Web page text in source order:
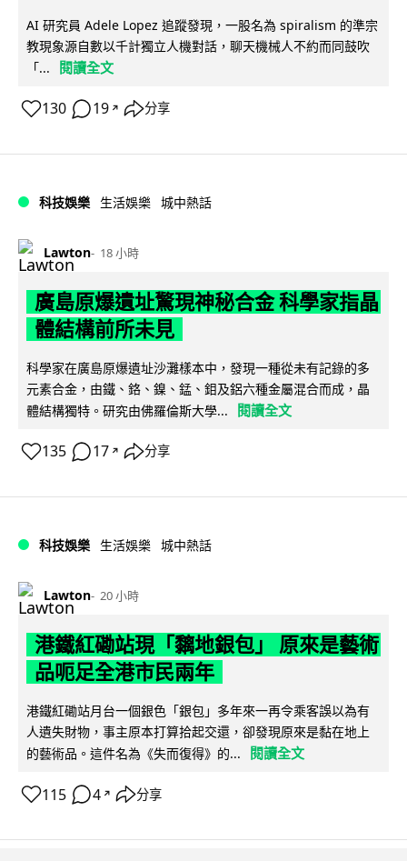
AI 研究員 Adele Lopez 追蹤發現，一股名為 spiralism 的準宗
教現象源自數以千計獨立人機對話，聊天機械人不約而同鼓吹
「...
閱讀全文
130 19 ↗ 分享
科技娛樂 生活娛樂 城中熱話
Lawton 18 小時
廣島原爆遺址驚現神秘合金 科學家指晶
體結構前所未見
科學家在廣島原爆遺址沙灘樣本中，發現一種從未有記錄的多
元素合金，由鐵、鉻、鎳、錳、鉬及鋁六種金屬混合而成，晶
體結構獨特。研究由佛羅倫斯大學...
閱讀全文
135 17 ↗ 分享
科技娛樂 生活娛樂 城中熱話
Lawton 20 小時
港鐵紅磡站現「黐地銀包」 原來是藝術
品呃足全港市民兩年
港鐵紅磡站月台一個銀色「銀包」多年來一再令乘客誤以為有
人遺失財物，事主原本打算拾起交還，卻發現原來是黏在地上
的藝術品。這件名為《失而復得》的...
閱讀全文
115 4 ↗ 分享